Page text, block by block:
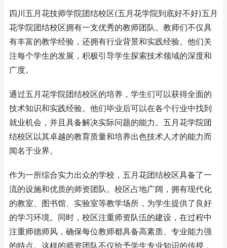
四川五月花技师学院团结校区(五月花学院到底好不好)五月
花学院团结校区拥有一支优秀的教师团队。教师们不仅具
有丰富的教学经验，还拥有行业背景和实践经验。他们关
注每个学生的发展，积极引导学生探索技术领域的深度和
广度。
通过五月花学院团结校区的培养，学生们可以获得全面的
技术知识和实践经验。他们毕业后可以在各个行业中找到
就业机会，并且具备解决实际问题的能力。五月花学院团
结校区以其卓越的教育质量和培养出色技术人才的能力而
闻名于业界。
作为一所综合实力出众的学校，五月花团结校区具备了一
流的设施和优质的师资团队。校区占地广阔，拥有现代化
的教室、图书馆、实验室等教学场所，为学生提供了良好
的学习环境。同时，校区注重师资队伍的建设，在过程中
注重师德师风，确保每位教师都具备高素质、专业能力强
的特点。这样的师资团队不仅给予学生专业知识的传授，